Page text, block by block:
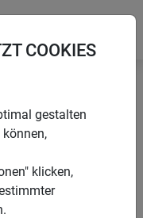
eckig
COOKIES
gestalten
klicken,